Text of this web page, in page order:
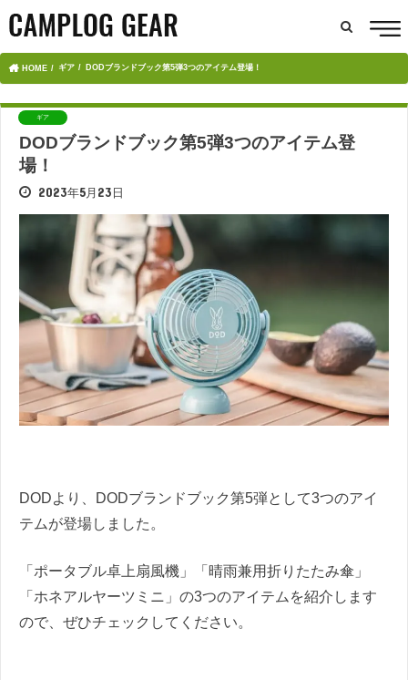
HOME ギア DODブランドブック第5弾3つのアイテム登場！
ギア
DODブランドブック第5弾3つのアイテム登
場！
2023年5月23日
DODより、DODブランドブック第5弾として3つのアイ
テムが登場しました。
「ポータブル卓上扇風機」「晴雨兼用折りたたみ傘」
「ホネアルヤーツミニ」の3つのアイテムを紹介します
ので、ぜひチェックしてください。